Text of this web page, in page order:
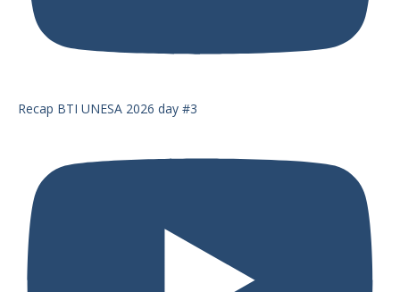
Recap BTI UNESA 2026 day #3